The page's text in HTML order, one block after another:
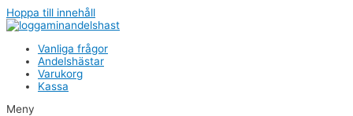
Hoppa till innehåll
Vanliga frågor
Andelshästar
Varukorg
Kassa
Meny